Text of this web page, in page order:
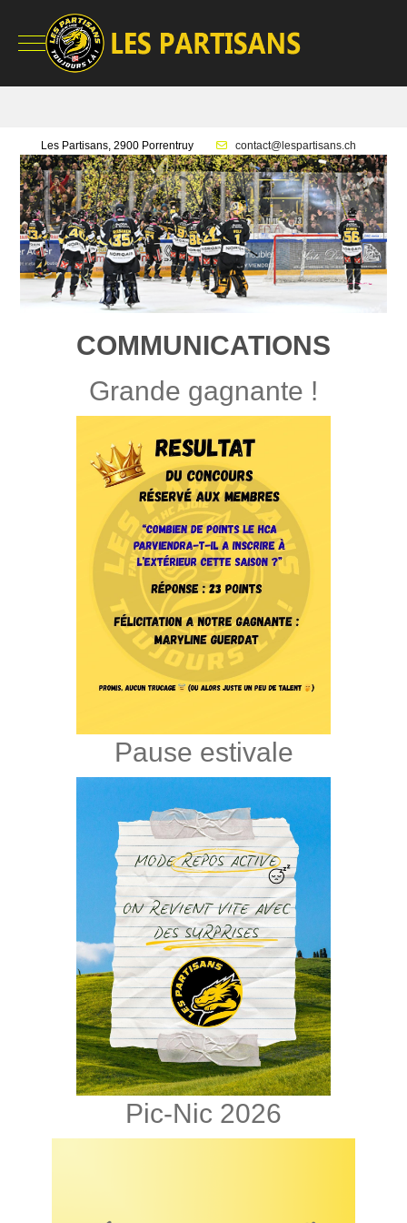
Mobile Menu Toggle
Les Partisans, 2900 Porrentruy contact@lespartisans.ch
COMMUNICATIONS
Grande gagnante !
Pause estivale
Pic-Nic 2026